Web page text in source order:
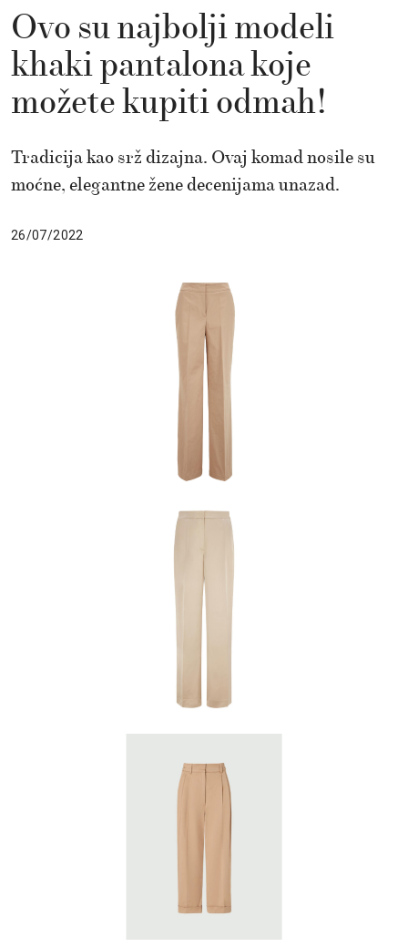
Ovo su najbolji modeli
khaki pantalona koje
možete kupiti odmah!
Tradicija kao srž dizajna. Ovaj komad nosile su
moćne, elegantne žene decenijama unazad.
26/07/2022